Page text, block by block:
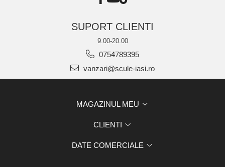
SUPORT CLIENTI
9.00-20.00
0754789395
vanzari@scule-iasi.ro
MAGAZINUL MEU
CLIENTI
DATE COMERCIALE